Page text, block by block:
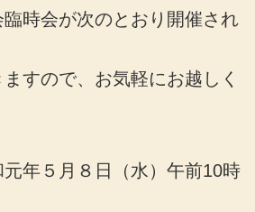
ュ
表
時会が次のとおり開催され
すので、お気軽にお越しく
５月８日（水）午前10時